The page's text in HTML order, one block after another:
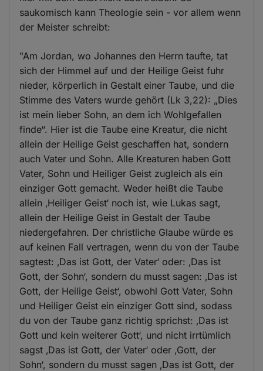
saukomisch kann Theologie sein - vor allem wenn
der Meister schreibt:
"Am Jordan, wo Johannes den Herrn taufte, tat
sich der Himmel auf und der Heilige Geist fuhr
nieder, körperlich in Gestalt einer Taube, und die
Stimme des Vaters wurde gehört (Lk 3,22): „Dies
ist mein lieber Sohn, an dem ich Wohlgefallen
finde“. Hier ist die Taube eine Kreatur, die nicht
allein der Heilige Geist geschaffen hat, sondern
auch Vater und Sohn. Alle Kreaturen haben Gott
Vater, Sohn und Heiliger Geist zugleich als ein
einziger Gott gemacht. Weder heißt die Taube
allein ‚Heiliger Geist‘ noch ist, wie Lukas sagt,
allein der Heilige Geist in Gestalt der Taube
niedergefahren. Der christliche Glaube würde es
auf keinen Fall vertragen, wenn du von der Taube
sagtest: ‚Das ist Gott, der Vater‘ oder: ‚Das ist
Gott, der Sohn‘, sondern du musst sagen: ‚Das ist
Gott, der Heilige Geist‘, obwohl Gott Vater, Sohn
und Heiliger Geist ein einziger Gott sind, sodass
du von der Taube ganz richtig sprichst: ‚Das ist
Gott und kein weiterer Gott‘, und nicht irrtümlich
sagst ‚Das ist Gott, der Vater‘ oder ‚Gott, der
Sohn‘, sondern du musst sagen ‚Das ist Gott, der